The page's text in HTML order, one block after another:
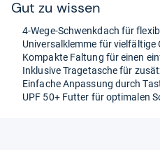
Gut zu wis­sen
4-​Wege-​Schwenk­dach für
Uni­ver­sal­klemme für viel­fäl­tige
Kom­pakte Fal­tung für einen
Inklu­sive Tra­ge­ta­sche für
Ein­fa­che Anpas­sung durch
UPF 50+ Fut­ter für opti­ma­len